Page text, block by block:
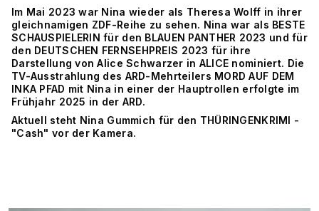
Im Mai 2023 war Nina wieder als Theresa Wolff in ihrer
gleichnamigen ZDF-Reihe zu sehen. Nina war als BESTE
SCHAUSPIELERIN für den BLAUEN PANTHER 2023 und für
den DEUTSCHEN FERNSEHPREIS 2023 für ihre
Darstellung von Alice Schwarzer in ALICE nominiert. Die
TV-Ausstrahlung des ARD-Mehrteilers MORD AUF DEM
INKA PFAD mit Nina in einer der Hauptrollen erfolgte im
Frühjahr 2025 in der ARD.
Aktuell steht Nina Gummich für den THÜRINGENKRIMI -
"Cash" vor der Kamera.